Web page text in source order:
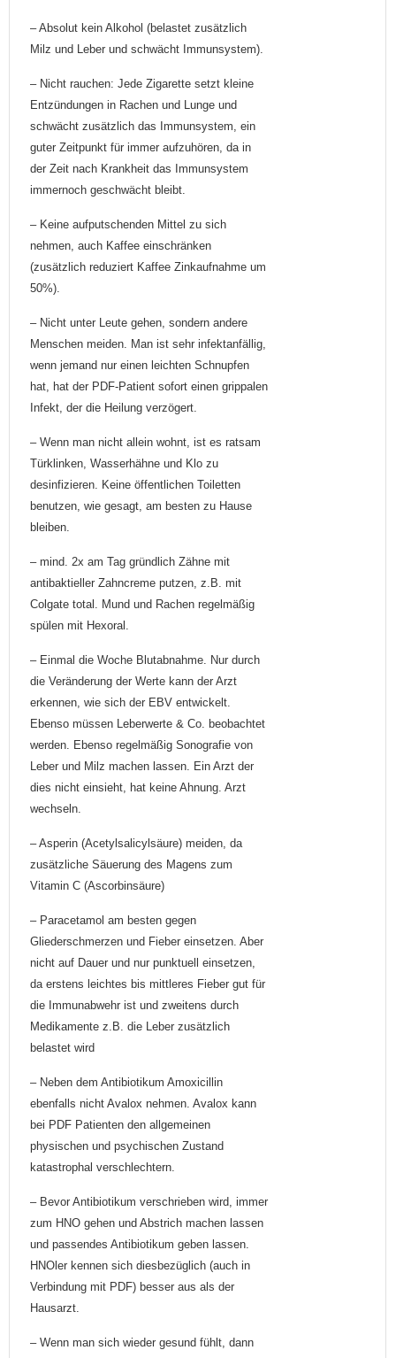
– Absolut kein Alkohol (belastet zusätzlich
Milz und Leber und schwächt Immunsystem).
– Nicht rauchen: Jede Zigarette setzt kleine
Entzündungen in Rachen und Lunge und
schwächt zusätzlich das Immunsystem, ein
guter Zeitpunkt für immer aufzuhören, da in
der Zeit nach Krankheit das Immunsystem
immernoch geschwächt bleibt.
– Keine aufputschenden Mittel zu sich
nehmen, auch Kaffee einschränken
(zusätzlich reduziert Kaffee Zinkaufnahme um
50%).
– Nicht unter Leute gehen, sondern andere
Menschen meiden. Man ist sehr infektanfällig,
wenn jemand nur einen leichten Schnupfen
hat, hat der PDF-Patient sofort einen grippalen
Infekt, der die Heilung verzögert.
– Wenn man nicht allein wohnt, ist es ratsam
Türklinken, Wasserhähne und Klo zu
desinfizieren. Keine öffentlichen Toiletten
benutzen, wie gesagt, am besten zu Hause
bleiben.
– mind. 2x am Tag gründlich Zähne mit
antibaktieller Zahncreme putzen, z.B. mit
Colgate total. Mund und Rachen regelmäßig
spülen mit Hexoral.
– Einmal die Woche Blutabnahme. Nur durch
die Veränderung der Werte kann der Arzt
erkennen, wie sich der EBV entwickelt.
Ebenso müssen Leberwerte & Co. beobachtet
werden. Ebenso regelmäßig Sonografie von
Leber und Milz machen lassen. Ein Arzt der
dies nicht einsieht, hat keine Ahnung. Arzt
wechseln.
– Asperin (Acetylsalicylsäure) meiden, da
zusätzliche Säuerung des Magens zum
Vitamin C (Ascorbinsäure)
– Paracetamol am besten gegen
Gliederschmerzen und Fieber einsetzen. Aber
nicht auf Dauer und nur punktuell einsetzen,
da erstens leichtes bis mittleres Fieber gut für
die Immunabwehr ist und zweitens durch
Medikamente z.B. die Leber zusätzlich
belastet wird
– Neben dem Antibiotikum Amoxicillin
ebenfalls nicht Avalox nehmen. Avalox kann
bei PDF Patienten den allgemeinen
physischen und psychischen Zustand
katastrophal verschlechtern.
– Bevor Antibiotikum verschrieben wird, immer
zum HNO gehen und Abstrich machen lassen
und passendes Antibiotikum geben lassen.
HNOler kennen sich diesbezüglich (auch in
Verbindung mit PDF) besser aus als der
Hausarzt.
– Wenn man sich wieder gesund fühlt, dann